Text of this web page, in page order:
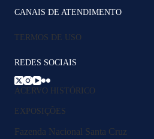
CANAIS DE ATENDIMENTO
TERMOS DE USO
REDES SOCIAIS
ACERVO HISTÓRICO
EXPOSIÇÕES
Fazenda Nacional Santa Cruz